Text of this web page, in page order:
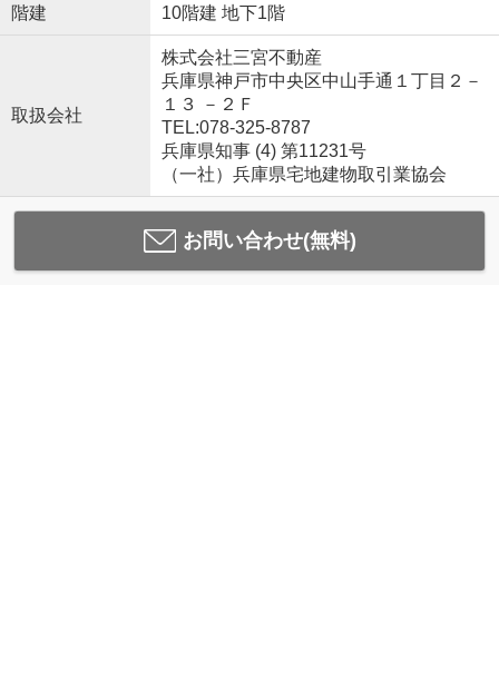
階建 10階建 地下1階
取扱会社
株式会社三宮不動産
兵庫県神戸市中央区中山手通１丁目２－
１３ －２Ｆ
TEL:078-325-8787
兵庫県知事 (4) 第11231号
（一社）兵庫県宅地建物取引業協会
お問い合わせ(無料)